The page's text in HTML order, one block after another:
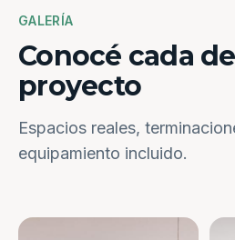
GALERÍA
Conocé cada
proyecto
Espacios reales,
equipamiento incluido.